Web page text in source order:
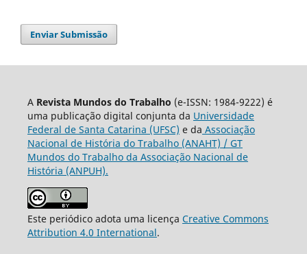
Enviar Submissão
A Revista Mundos do Trabalho (e-ISSN: 1984-9222) é
uma publicação digital conjunta da Universidade
Federal de Santa Catarina (UFSC) e da Associação
Nacional de História do Trabalho (ANAHT) / GT
Mundos do Trabalho da Associação Nacional de
História (ANPUH).
Este periódico adota uma licença Creative Commons
Attribution 4.0 International.